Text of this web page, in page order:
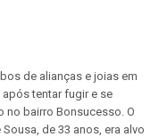
de alianças e joias em
tentar fugir e se
no bairro Bonsucesso. O
de 33 anos, era alvo